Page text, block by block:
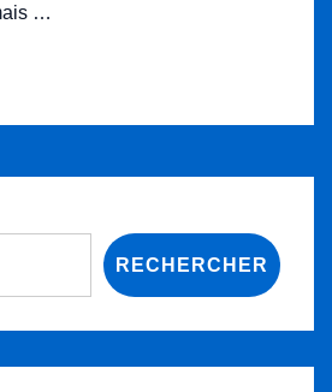
…
RECHERCHER